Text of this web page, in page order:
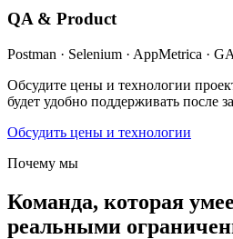
QA & Product
Postman · Selenium · AppMetrica ·
Обсудите цены и технологии
будет удобно поддерживать после
Обсудить цены и технологии
Почему мы
Команда, которая
реальными